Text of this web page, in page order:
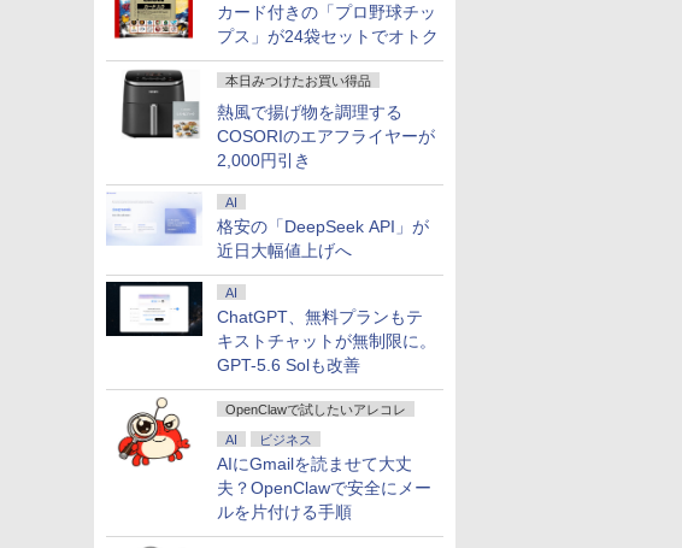
カード付きの「プロ野球チッ
プス」が24袋セットでオトク
本日みつけたお買い得品
熱風で揚げ物を調理する
COSORIのエアフライヤーが
2,000円引き
AI
格安の「DeepSeek API」が
近日大幅値上げへ
AI
ChatGPT、無料プランもテ
キストチャットが無制限に。
GPT-5.6 Solも改善
OpenClawで試したいアレコレ
AI ビジネス
AIにGmailを読ませて大丈
夫？OpenClawで安全にメー
ルを片付ける手順